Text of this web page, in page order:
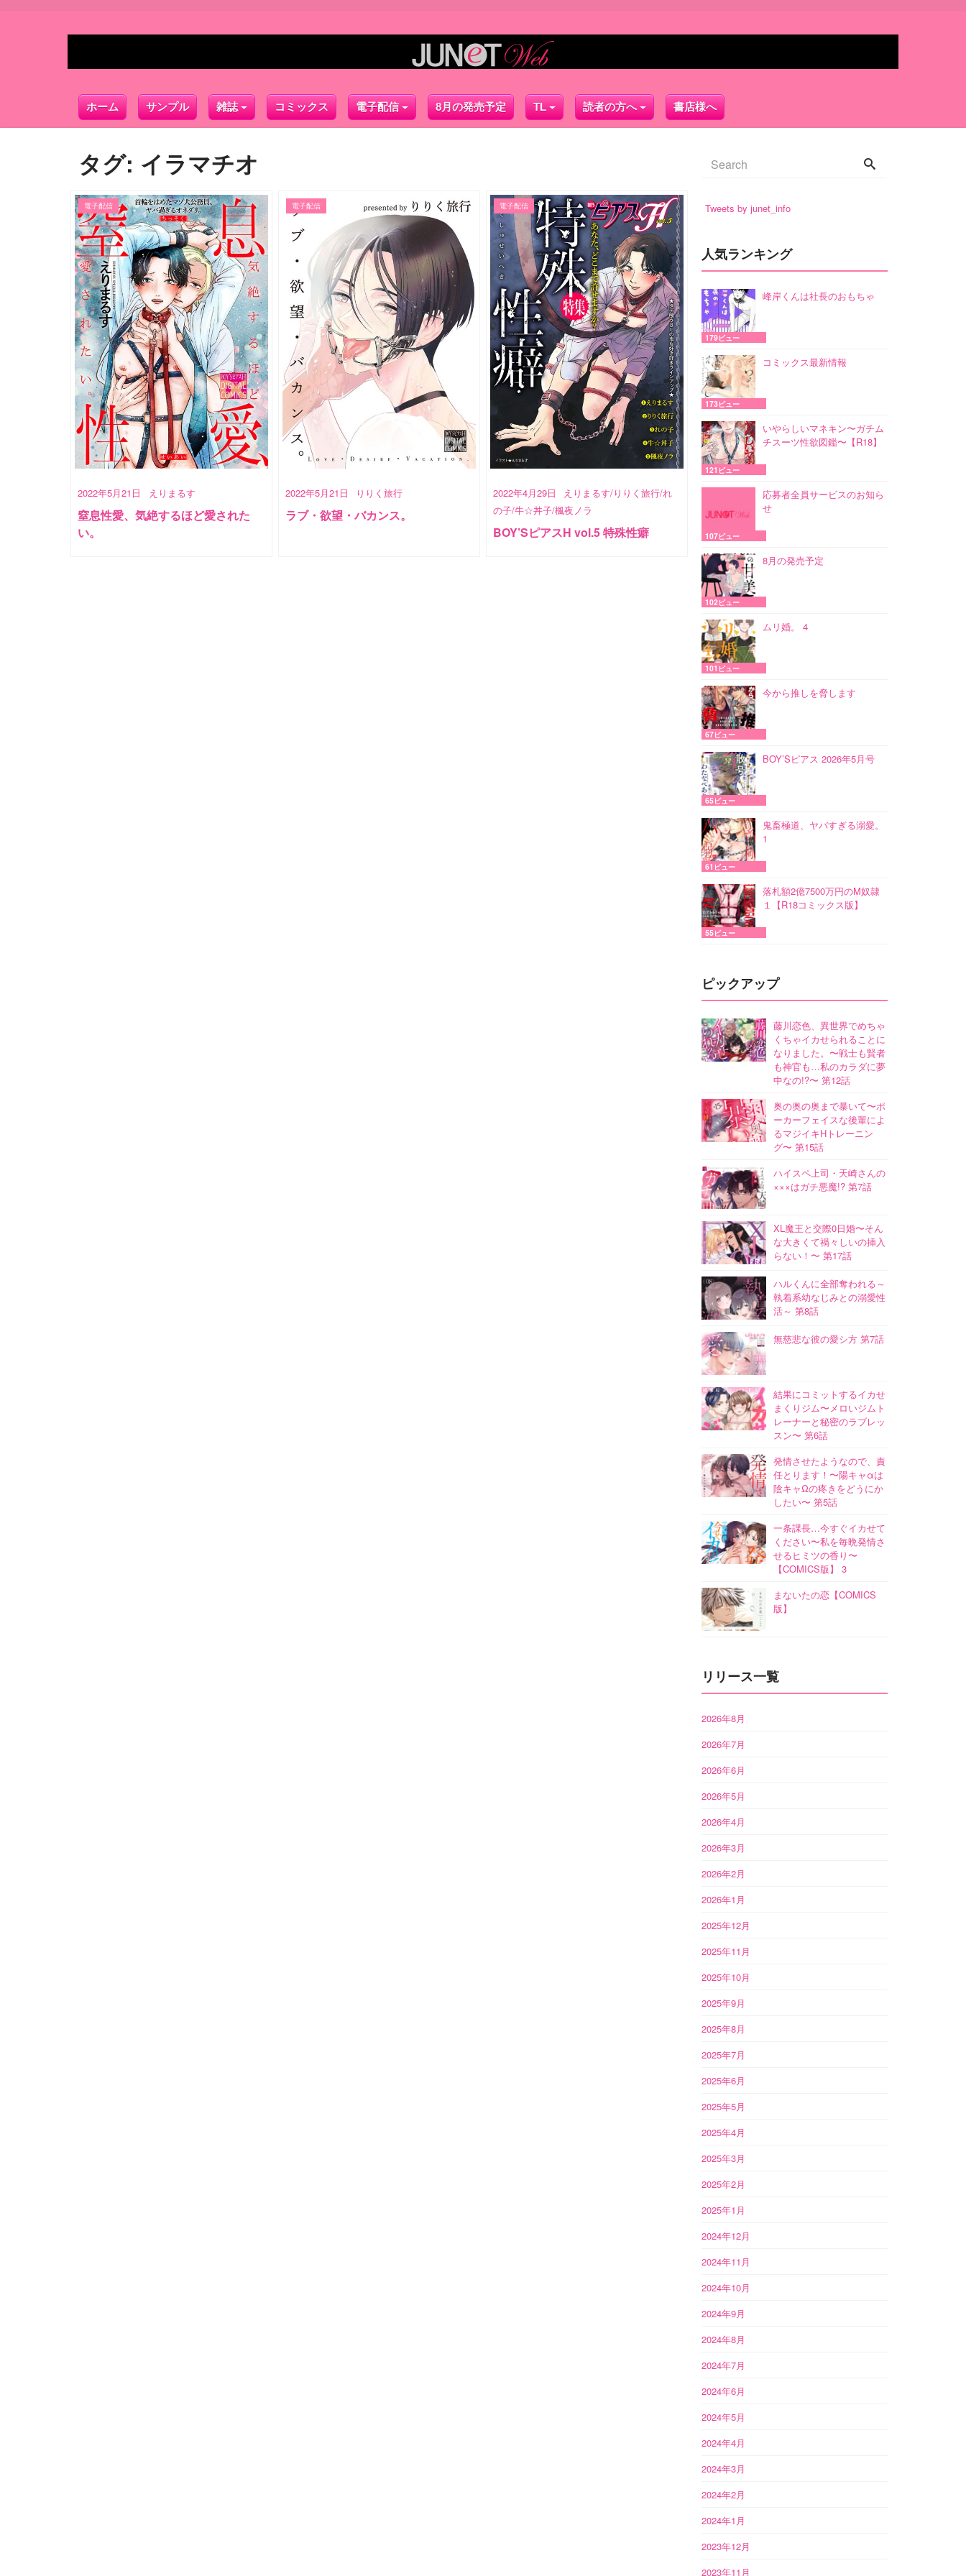
ホーム サンプル 雑誌 コミックス 電子配信 8月の発売予定 TL 読者の方へ 書店様へ
タグ: イラマチオ
2022年5月21日 えりまるす
電子配信
窒息性愛、気絶するほど愛された
い。
2022年5月21日 りりく旅行
電子配信
ラブ・欲望・バカンス。
2022年4月29日
えりまるす/りりく旅行/れ
の子/牛☆丼子/楓夜ノラ
電子配信
BOY’SピアスH vol.5 特殊性癖
Tweets by junet_info
人気ランキング
峰岸くんは社長のおもちゃ
179ビュー
コミックス最新情報
173ビュー
いやらしいマネキン〜ガチム
チスーツ性欲図鑑〜【R18】
121ビュー
応募者全員サービスのお知ら
せ
107ビュー
8月の発売予定
102ビュー
ムリ婚。 4
101ビュー
今から推しを脅します
67ビュー
BOY’Sピアス 2026年5月号
65ビュー
鬼畜極道、ヤバすぎる溺愛。
1
61ビュー
落札額2億7500万円のM奴隷
１【R18コミックス版】
55ビュー
ピックアップ
藤川恋色、異世界でめちゃ
くちゃイカせられることに
なりました。〜戦士も賢者
も神官も…私のカラダに夢
中なの!?〜 第12話
奥の奥の奥まで暴いて〜ポ
ーカーフェイスな後輩によ
るマジイキHトレーニン
グ〜 第15話
ハイスペ上司・天崎さんの
×××はガチ悪魔!? 第7話
XL魔王と交際0日婚〜そん
な大きくて禍々しいの挿入
らない！〜 第17話
ハルくんに全部奪われる～
執着系幼なじみとの溺愛性
活～ 第8話
無慈悲な彼の愛シ方 第7話
結果にコミットするイカせ
まくりジム〜メロいジムト
レーナーと秘密のラブレッ
スン〜 第6話
発情させたようなので、責
任とります！〜陽キャαは
陰キャΩの疼きをどうにか
したい〜 第5話
一条課長…今すぐイカせて
ください〜私を毎晩発情さ
せるヒミツの香り〜
【COMICS版】 3
まないたの恋【COMICS
版】
リリース一覧
2026年8月
2026年7月
2026年6月
2026年5月
2026年4月
2026年3月
2026年2月
2026年1月
2025年12月
2025年11月
2025年10月
2025年9月
2025年8月
2025年7月
2025年6月
2025年5月
2025年4月
2025年3月
2025年2月
2025年1月
2024年12月
2024年11月
2024年10月
2024年9月
2024年8月
2024年7月
2024年6月
2024年5月
2024年4月
2024年3月
2024年2月
2024年1月
2023年12月
2023年11月